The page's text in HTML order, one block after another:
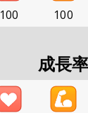
100 100
成長率